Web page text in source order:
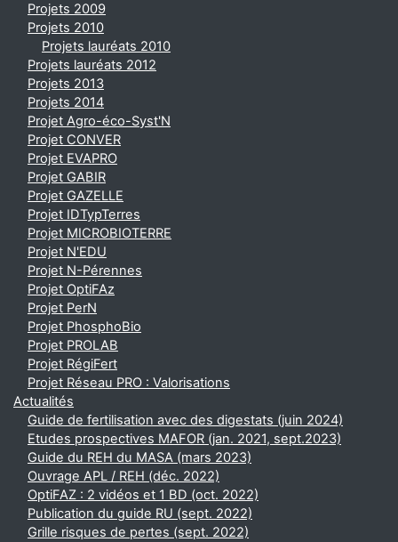
Projets 2009
Projets 2010
Projets lauréats 2010
Projets lauréats 2012
Projets 2013
Projets 2014
Projet Agro-éco-Syst'N
Projet CONVER
Projet EVAPRO
Projet GABIR
Projet GAZELLE
Projet IDTypTerres
Projet MICROBIOTERRE
Projet N'EDU
Projet N-Pérennes
Projet OptiFAz
Projet PerN
Projet PhosphoBio
Projet PROLAB
Projet RégiFert
Projet Réseau PRO : Valorisations
Actualités
Guide de fertilisation avec des digestats (juin 2024)
Etudes prospectives MAFOR (jan. 2021, sept.2023)
Guide du REH du MASA (mars 2023)
Ouvrage APL / REH (déc. 2022)
OptiFAZ : 2 vidéos et 1 BD (oct. 2022)
Publication du guide RU (sept. 2022)
Grille risques de pertes (sept. 2022)